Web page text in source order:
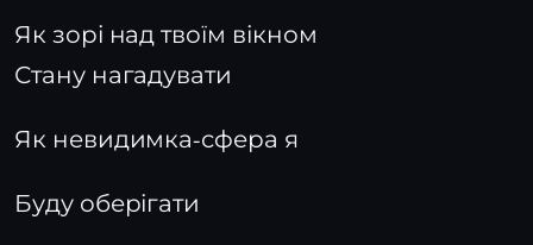
Як зорі над твоїм вікном
Стану нагадувати
Як невидимка-сфера я
Буду оберігати